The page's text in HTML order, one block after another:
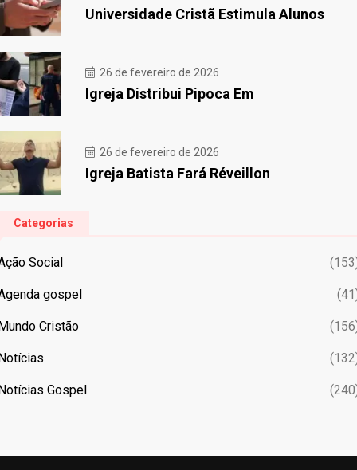
Universidade Cristã Estimula Alunos
26 de fevereiro de 2026
Igreja Distribui Pipoca Em
26 de fevereiro de 2026
Igreja Batista Fará Réveillon
Categorias
Social
gospel
Cristão
Gospel